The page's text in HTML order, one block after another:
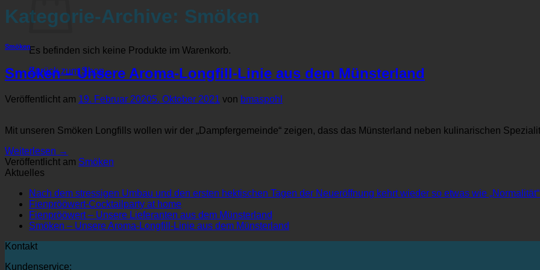
Es befinden sich keine Produkte im Warenkorb.
Zurück zum Shop
Kategorie-Archive: Smöken
Smöken
Smöken – Unsere Aroma-Longfill-Linie aus dem Münsterland
Veröffentlicht am 19. Februar 20205. Oktober 2021 von bmaspohl
Mit unseren Smöken Longfills wollen wir der „Dampfergemeinde“ zeigen, dass das Münsterland neben kulinarischen
Weiterlesen →
Veröffentlicht am Smöken
Aktuelles
Nach dem stressigen Umbau und den ersten hektischen Tagen der Neueröffnung kehrt wieder so etwas wie
Fienprööwert-Cocktailparty at homeKeine
Kommentare
zu
Fienprööwert – Unsere Lieferanten aus dem Münsterland
Kommentare
Smöken – Unsere Aroma-Longfill-Linie aus dem Münsterland
Kontakt
Kundenservice: